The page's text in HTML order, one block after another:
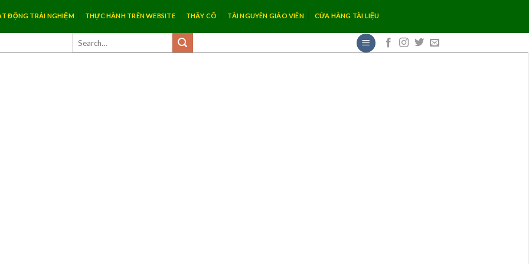
ĐỘNG TRẢI NGHIỆM THỰC HÀNH TRÊN WEBSITE THẦY CÔ TÀI NGUYÊN GIÁO VIÊN CỬA HÀNG TÀI LIỆU